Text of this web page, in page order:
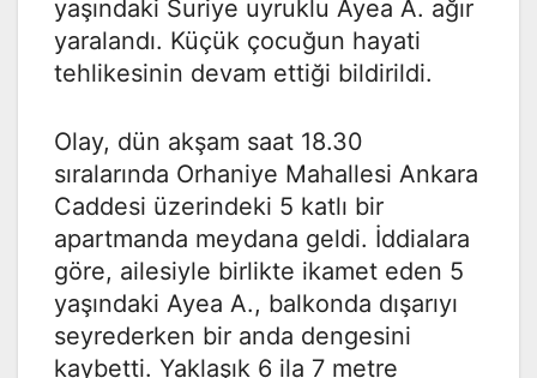
yaşındaki Suriye uyruklu Ayea A. ağır
yaralandı. Küçük çocuğun hayati
tehlikesinin devam ettiği bildirildi.
Olay, dün akşam saat 18.30
sıralarında Orhaniye Mahallesi Ankara
Caddesi üzerindeki 5 katlı bir
apartmanda meydana geldi. İddialara
göre, ailesiyle birlikte ikamet eden 5
yaşındaki Ayea A., balkonda dışarıyı
seyrederken bir anda dengesini
kaybetti. Yaklaşık 6 ila 7 metre